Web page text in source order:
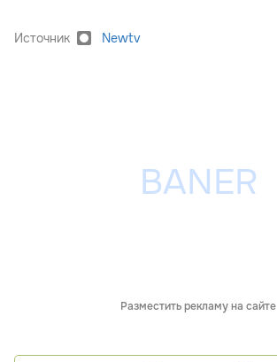
Источник Newtv
Разместить рекламу на сайте